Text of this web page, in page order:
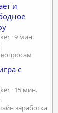
и
9 мин.
с
15 мин.
заработка